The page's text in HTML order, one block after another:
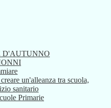
D'AUTUNNO
un'alleanza tra scuola,
sanitario
Primarie